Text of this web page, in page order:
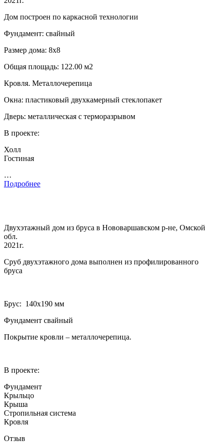
Дом построен по каркасной технологии
Фундамент: свайный
Размер дома: 8х8
Общая площадь: 122.00 м2
Кровля. Металлочерепица
Окна: пластиковый двухкамерный стеклопакет
Дверь: металлическая с терморазрывом
В проекте:
Холл
Гостиная
…
Подробнее
Двухэтажный дом из бруса в Нововаршавском р-не, Омской
обл.
2021г.
Сруб двухэтажного дома выполнен из профилированного
бруса
Брус: 140­х190 мм
Фундамент свайный
Покрытие кровли – металлочерепица.
В проекте:
Фундамент
Крыльцо
Крыша
Стропильная система
Кровля
Отзыв